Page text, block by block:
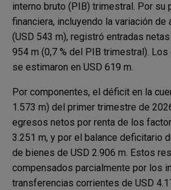
interno bruto (PIB) trimestral. Por su
financiera, incluyendo la variación
(USD 543 m), registró entradas
954 m (0,7 % del PIB trimestral).
se estimaron en USD 619 m.
Por componentes, el déficit en la
1.573 m) del primer trimestre de
egresos netos por renta de los
3.251 m, y por el balance deficitario
de bienes de USD 2.906 m. Estos
compensados parcialmente por los
transferencias corrientes de USD